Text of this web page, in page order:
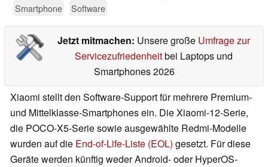
Smartphone Software
Jetzt mitmachen: Unsere große Umfrage zur
Servicezufriedenheitbei Laptops und
Smartphones 2026
Xiaomi stellt den Software-Support für mehrere Premium-
und Mittelklasse-Smartphones ein. Die Xiaomi-12-Serie,
die POCO-X5-Serie sowie ausgewählte Redmi-Modelle
wurden auf die End-of-Life-Liste (EOL) gesetzt. Für diese
Geräte werden künftig weder Android- oder HyperOS-